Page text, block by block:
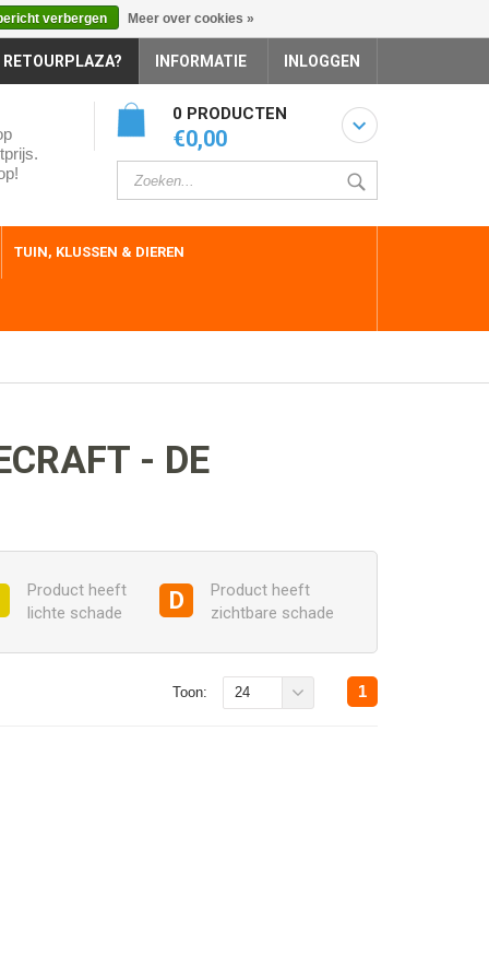
RETOURPLAZA? INFORMATIE INLOGGEN
0 PRODUCTEN
€0,00
TUIN, KLUSSEN & DIEREN
- DE
Product heeft
lichte schade
D
Product heeft
zichtbare schade
1
Toon: 24
verbergen Meer over cookies »